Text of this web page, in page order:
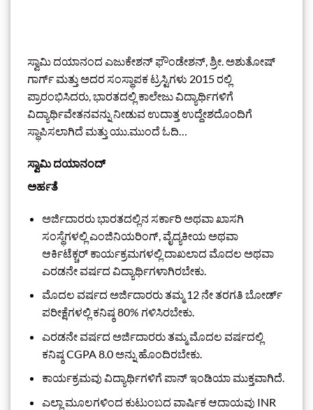
ಸ್ವಾಮಿ ದಯಾನಂದ ಎಜುಕೇಶನ್ ಫೌಂಡೇಶನ್, ಶ್ರೀ. ಅಶುತೋಷ್
ಗಾರ್ಗ್ ಮತ್ತು ಅದರ ಸಂಸ್ಥಾಪಕ ಟ್ರಸ್ಟಿಗಳು 2015 ರಲ್ಲಿ
ಪ್ರಾರಂಭಿಸಿದರು, ಭಾರತದಲ್ಲಿ ಕಾಲೇಜು ವಿದ್ಯಾರ್ಥಿಗಳಿಗೆ
ವಿದ್ಯಾರ್ಥಿವೇತನವನ್ನು ನೀಡುವ ಉದಾತ್ತ ಉದ್ದೇಶದೊಂದಿಗೆ
ಸ್ಥಾಪಿಸಲಾಗಿದೆ ಮತ್ತು ಯು.ಮುಂದೆ ಓದಿ…
ಸ್ವಾಮಿ ದಯಾನಂದ್
ಅರ್ಹತೆ
ಅರ್ಜಿದಾರರು ಭಾರತದಲ್ಲಿನ ಸರ್ಕಾರಿ ಅಥವಾ ಖಾಸಗಿ
ಸಂಸ್ಥೆಗಳಲ್ಲಿ ಎಂಜಿನಿಯರಿಂಗ್, ವೈದ್ಯಕೀಯ ಅಥವಾ
ಆರ್ಕಿಟೆಕ್ಚರ್ ಕಾರ್ಯಕ್ರಮಗಳಲ್ಲಿ ದಾಖಲಾದ ಮೊದಲ ಅಥವಾ
ಎರಡನೇ ವರ್ಷದ ವಿದ್ಯಾರ್ಥಿಗಳಾಗಿರಬೇಕು.
ಮೊದಲ ವರ್ಷದ ಅರ್ಜಿದಾರರು ತಮ್ಮ 12 ನೇ ತರಗತಿ ಬೋರ್ಡ್
ಪರೀಕ್ಷೆಗಳಲ್ಲಿ ಕನಿಷ್ಠ 80% ಗಳಿಸಿರಬೇಕು.
ಎರಡನೇ ವರ್ಷದ ಅರ್ಜಿದಾರರು ತಮ್ಮ ಮೊದಲ ವರ್ಷದಲ್ಲಿ
ಕನಿಷ್ಠ CGPA 8.0 ಅನ್ನು ಹೊಂದಿರಬೇಕು.
ಕಾರ್ಯಕ್ರಮವು ವಿದ್ಯಾರ್ಥಿಗಳಿಗೆ ಪಾನ್ ಇಂಡಿಯಾ ಮುಕ್ತವಾಗಿದೆ.
ಎಲ್ಲಾ ಮೂಲಗಳಿಂದ ಕುಟುಂಬದ ವಾರ್ಷಿಕ ಆದಾಯವು INR